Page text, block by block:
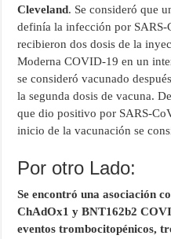
Cleveland. Se consideró que
definía la infección por SARS-
recibieron dos dosis de la
Moderna COVID-19 en un
se consideró vacunado
la segunda dosis de vacuna.
que dio positivo por SARS-
inicio de la vacunación se
Por otro Lado:
Se encontró una asociación
ChAdOx1 y BNT162b2
eventos trombocitopénicos,